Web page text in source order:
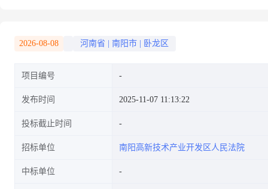
室房产一处(第一次拍卖)的公告
2026-08-08 河南省 南阳市 卧龙区
项目编号
发布时间 2025-11-07 11:13:22
投标截止时间
招标单位 南阳高新技术产业开发区人民法院
中标单位